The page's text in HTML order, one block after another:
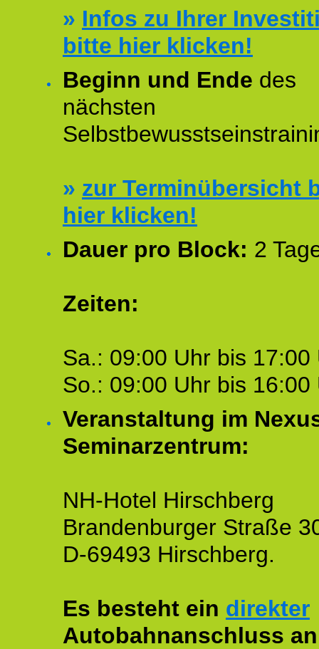
» Infos zu Ihrer
bitte hier klicken!
Beginn und Ende des
nächsten
» zur Terminübersicht
hier klicken!
Dauer pro Block: 2
Zeiten:
Sa.: 09:00 Uhr bis 17:00
So.: 09:00 Uhr bis 16:00
Veranstaltung im
Seminarzentrum:
NH-Hotel Hirschberg
Brandenburger Straße
D-69493 Hirschberg.
Es besteht ein direkter
Autobahnanschluss